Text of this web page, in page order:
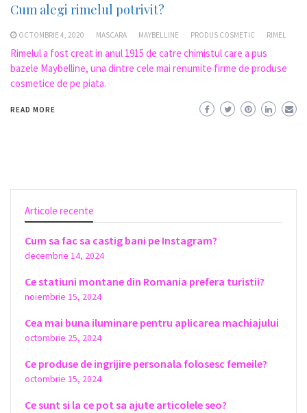
Cum alegi rimelul potrivit?
OCTOMBRIE 4, 2020 MASCARA MAYBELLINE PRODUS COSMETIC RIMEL
Rimelul a fost creat in anul 1915 de catre chimistul care a pus
bazele Maybelline, una dintre cele mai renumite firme de produse
cosmetice de pe piata.
READ MORE
Articole recente
Cum sa fac sa castig bani pe Instagram?
decembrie 14, 2024
Ce statiuni montane din Romania prefera turistii?
noiembrie 15, 2024
Cea mai buna iluminare pentru aplicarea machiajului
octombrie 25, 2024
Ce produse de ingrijire personala folosesc femeile?
octombrie 15, 2024
Ce sunt si la ce pot sa ajute articolele seo?